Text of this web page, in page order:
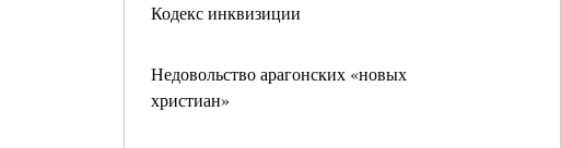
Кодекс инквизиции
Недовольство арагонских «новых
христиан»